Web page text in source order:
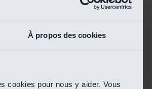
À propos des cookies
cookies pour nous y aider. Vous